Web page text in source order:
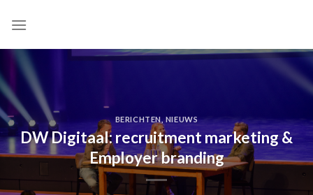
BERICHTEN,NIEUWS
DW Digitaal: recruitment marketing &
Employer branding